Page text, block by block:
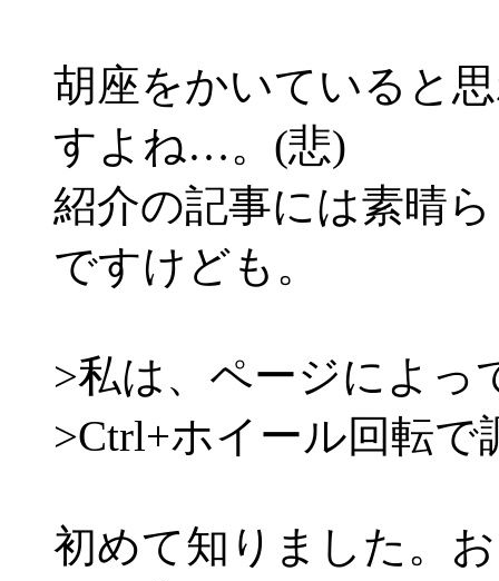
胡座をかいていると
すよね…。(悲)
紹介の記事には素晴
ですけども。
>私は、ページによっ
>Ctrl+ホイール回転
初めて知りました。